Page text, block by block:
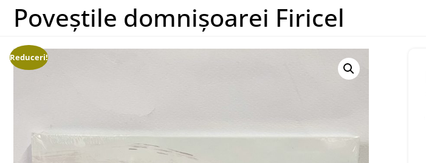
Poveștile domnișoarei Firicel
Reduceri!